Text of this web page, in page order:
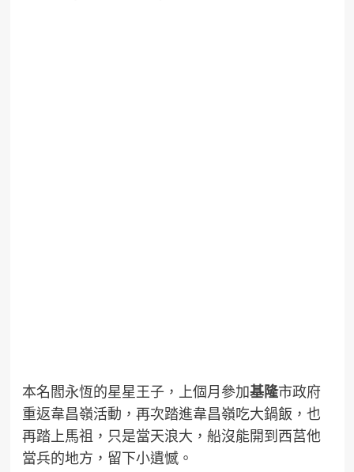
本名閻永恆的星星王子，上個月參加基隆市政府
重返韋昌嶺活動，再次踏進韋昌嶺吃大鍋飯，也
再踏上馬祖，只是當天浪大，船沒能開到西莒他
當兵的地方，留下小遺憾。